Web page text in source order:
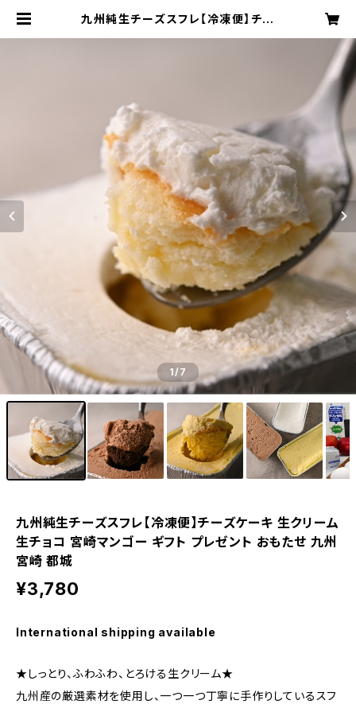
九州純生チーズスフレ【冷凍便】チー
1/7
九州純生チーズスフレ【冷凍便】チーズケーキ 生クリーム
生チョコ 宮崎マンゴー ギフト プレゼント おもたせ 九州
宮崎 都城
¥3,780
International shipping available
★しっとり、ふわふわ、とろける生クリーム★
九州産の厳選素材を使用し、一つ一つ丁寧に手作りしているスフ